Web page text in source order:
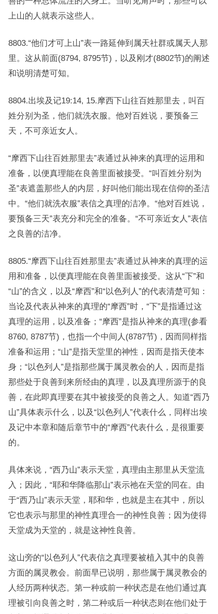
上山的人就表示这些人。
8803.“他们才可上山”表一路延伸到属天社群或属天人那
里。这从前面(8794, 8795节)，以及刚才(8802节)的阐述
和说明清楚可知。
8804.出埃及记19:14, 15.摩西下山往百姓那里去，叫百
姓分别为圣，他们就洗衣服。他对百姓说，要预备三
天，不可亲近女人。
“摩西下山往百姓那里去”表通过从神来的真理的运用和
准备，以便真理能在良善里面被接受。“叫百姓分别为
圣”表遮盖那些人的内层，好叫他们能出现在信仰的圣洁
中。“他们就洗衣服”表信之真理的洁净。“他对百姓说，
要预备三天”表充分和完全的准备。“不可亲近女人”表信
之良善的洁净。
8805.“摩西下山往百姓那里去”表通过从神来的真理的运
用和准备，以便真理能在良善里面被接受。这从“下”和
“山”的含义，以及“摩西”和“以色列人”的代表清楚可知：
当论及代表从神来的真理的“摩西”时，“下”是指通过这
真理的运用，以及准备；“摩西”是指从神来的真理(参看
8760, 8787节)，也指一个中间人(8787节)，因而同样指
准备和运用；“山”是指天堂里的神性，因而是指天使本
身；“以色列人”是指那些属于属灵教会的人，因而是指
那些处于良善到来所经由的真理，以及真理所源于的良
善，在此即真理要在其中被接受的良善之人。知道“西乃
山”具体表示什么，以及“以色列人”代表什么，同样出埃
及记中本章和随后章节中的“摩西”代表什么，是很重要
的。
具体来说，“西乃山”表示天堂，真理由主那里从天堂流
入；因此，“耶和华降临那山”表示祂在天堂的同在。由
于“西乃山”表示天堂，耶和华，也就是主在其中，所以
它也表示与那里的神性真理合一的神性良善；因为使得
天堂成为天堂的，就是这神性良善。
这山旁的“以色列人”代表信之真理要被植入其中的良善
方面的属灵教会。前面早已说明，那些属于属灵教会的
人经历两种状态。第一种或前一种状态是在他们通过真
理被引向良善之时，第二种或后一种状态则在他们处于